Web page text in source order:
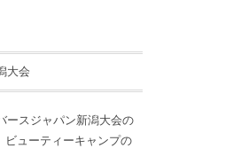
大会
ースジャパン新潟大会の
ビューティーキャンプの